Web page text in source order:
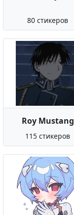
80 стикеров
Roy Mustang
115 стикеров